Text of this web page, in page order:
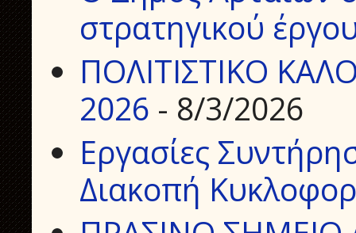
στρατηγικού
ΠΟΛΙΤΙΣΤΙΚΟ
2026 - 8/3/2026
Εργασίες
Διακοπή